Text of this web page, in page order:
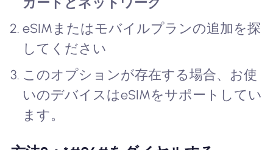
eSIMまたはモバイルプランの追加を探
してください
このオプションが存在する場合、お使
いのデバイスはeSIMをサポートしてい
ます。